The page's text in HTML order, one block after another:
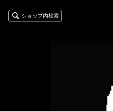
ショップ内検索